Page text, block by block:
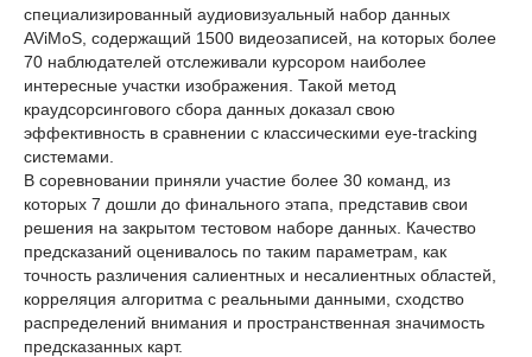
специализированный аудиовизуальный набор данных
AViMoS, содержащий 1500 видеозаписей, на которых более
70 наблюдателей отслеживали курсором наиболее
интересные участки изображения. Такой метод
краудсорсингового сбора данных доказал свою
эффективность в сравнении с классическими eye-tracking
системами.
В соревновании приняли участие более 30 команд, из
которых 7 дошли до финального этапа, представив свои
решения на закрытом тестовом наборе данных. Качество
предсказаний оценивалось по таким параметрам, как
точность различения салиентных и несалиентных областей,
корреляция алгоритма с реальными данными, сходство
распределений внимания и пространственная значимость
предсказанных карт.